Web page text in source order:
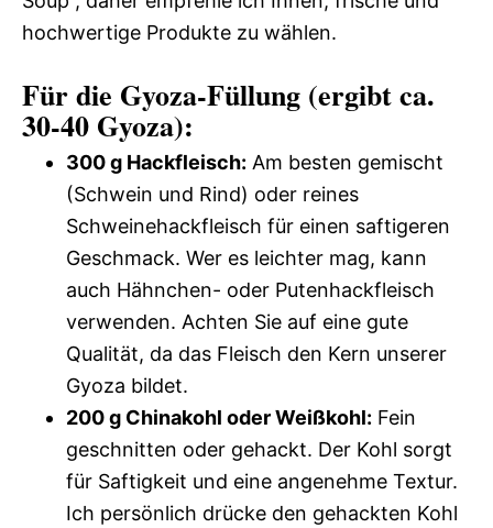
hochwertige Produkte zu wählen.
Für die Gyoza-Füllung (ergibt ca.
30-40 Gyoza):
300 g Hackfleisch: Am besten gemischt
(Schwein und Rind) oder reines
Schweinehackfleisch für einen saftigeren
Geschmack. Wer es leichter mag, kann
auch Hähnchen- oder Putenhackfleisch
verwenden. Achten Sie auf eine gute
Qualität, da das Fleisch den Kern unserer
Gyoza bildet.
200 g Chinakohl oder Weißkohl: Fein
geschnitten oder gehackt. Der Kohl sorgt
für Saftigkeit und eine angenehme Textur.
Ich persönlich drücke den gehackten Kohl